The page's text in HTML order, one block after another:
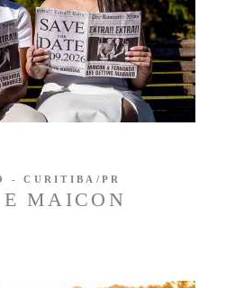
MAICON
- CURITIBA/PR